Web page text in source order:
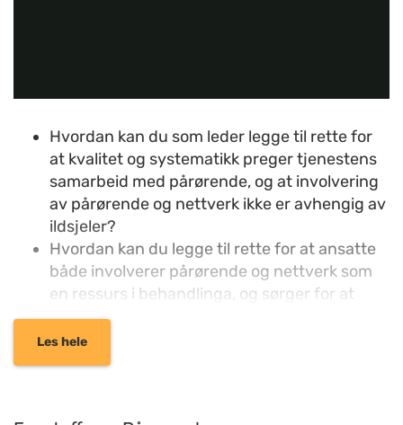
Hvordan kan du som leder legge til rette for
at kvalitet og systematikk preger tjenestens
samarbeid med pårørende, og at involvering
av pårørende og nettverk ikke er avhengig av
ildsjeler?
Hvordan kan du legge til rette for at ansatte
både involverer pårørende og nettverk som
en ressurs i behandlinga, og sørger for at
pårørende får støtte for sin egen del?
Og hvordan kan du jobbe for at
pårørendearbeid blir prioritert, og at
Les hele